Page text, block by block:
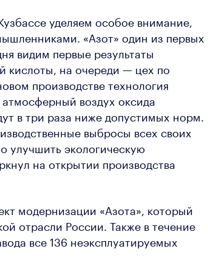
уделяем особое внимание,
«Азот» один из первых
видим первые результаты
кислоты, на очереди — цех по
производстве технология
воздух оксида
в три раза ниже допустимых норм.
выбросы всех своих
улучшить экологическую
на открытии производства
модернизации «Азота», который
отрасли России. Также в течение
все 136 неэксплуатируемых